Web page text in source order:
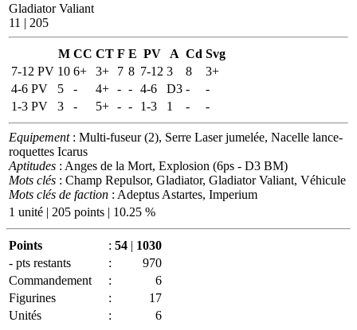
Gladiator Valiant
11 | 205
M CC CT F E PV A Cd Svg
7-12 PV 10 6+ 3+ 7 8 7-12 3 8
3+
4-6 PV
5 - 4+ - - 4-6 D3 -
-
1-3 PV
3 - 5+ - - 1-3 1 - -
Equipement: Multi-fuseur (2), Serre Laser jumelée, Nacelle lance-
roquettes Icarus
Aptitudes : Anges de la Mort, Explosion (6ps - D3 BM)
Mots clés : Champ Repulsor, Gladiator, Gladiator Valiant, Véhicule
Mots clés de faction : Adeptus Astartes, Imperium
1 unité | 205 points | 10.25 %
Points : 54 | 1030
- pts restants
:
970
Commandement
:
6
Figurines
:
17
Unités
: 6